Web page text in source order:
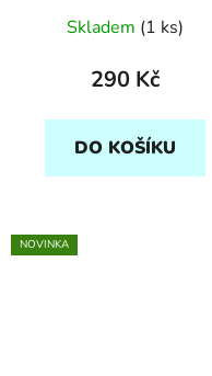
Skladem (1 ks)
290 Kč
DO KOŠÍKU
NOVINKA